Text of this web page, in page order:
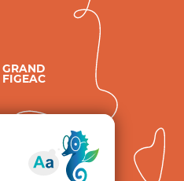
GRAND
FIGEAC